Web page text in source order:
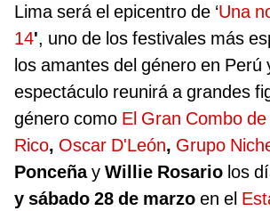
Lima será el epicentro de ‘Una
14', uno de los festivales más
los amantes del género en Perú
espectáculo reunirá a grandes
género como El Gran Combo
Rico, Oscar D'León, Grupo
Ponceñay Willie Rosario los
y sábado 28 de marzo en el